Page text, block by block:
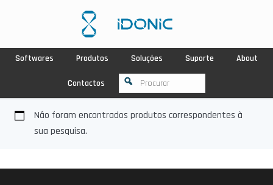
Softwares Produtos Soluções Suporte About
Contactos
Não foram encontrados produtos correspondentes à
sua pesquisa.